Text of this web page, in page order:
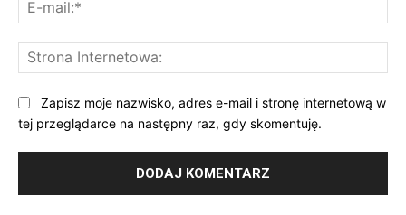
Zapisz moje nazwisko, adres e-mail i stronę internetową w
tej przeglądarce na następny raz, gdy skomentuję.